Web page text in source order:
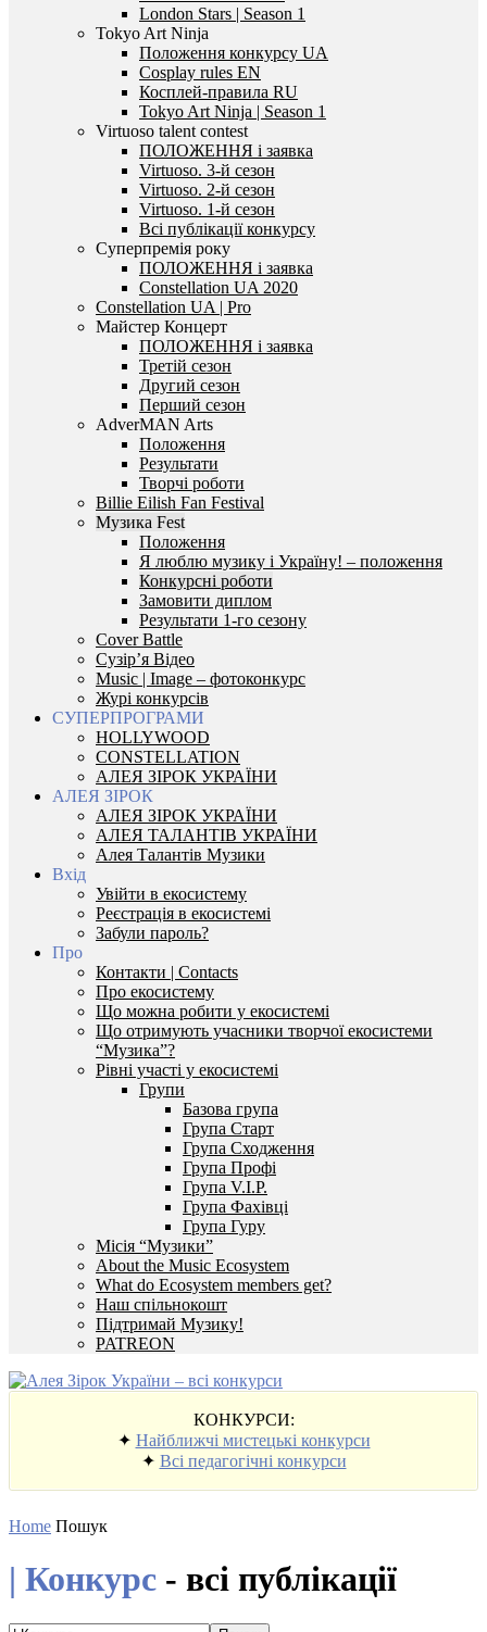
London Stars | Season 1
Tokyo Art Ninja
Положення конкурсу UA
Cosplay rules EN
Косплей-правила RU
Tokyo Art Ninja | Season 1
Virtuoso talent contest
ПОЛОЖЕННЯ і заявка
Virtuoso. 3-й сезон
Virtuoso. 2-й сезон
Virtuoso. 1-й сезон
Всі публікації конкурсу
Суперпремія року
ПОЛОЖЕННЯ і заявка
Constellation UA 2020
Constellation UA | Pro
Майстер Концерт
ПОЛОЖЕННЯ і заявка
Третій сезон
Другий сезон
Перший сезон
AdverMAN Arts
Положення
Результати
Творчі роботи
Billie Eilish Fan Festival
Музика Fest
Положення
Я люблю музику і Україну! – положення
Конкурсні роботи
Замовити диплом
Результати 1-го сезону
Cover Battle
Сузір’я Відео
Music | Image – фотоконкурс
Журі конкурсів
СУПЕРПРОГРАМИ
HOLLYWOOD
CONSTELLATION
АЛЕЯ ЗІРОК УКРАЇНИ
АЛЕЯ ЗІРОК
АЛЕЯ ЗІРОК УКРАЇНИ
АЛЕЯ ТАЛАНТІВ УКРАЇНИ
Алея Талантів Музики
Вхід
Увійти в екосистему
Реєстрація в екосистемі
Забули пароль?
Про
Контакти | Contacts
Про екосистему
Що можна робити у екосистемі
Що отримують учасники творчої екосистеми
“Музика”?
Рівні участі у екосистемі
Групи
Базова група
Група Старт
Група Сходження
Група Профі
Група V.I.P.
Група Фахівці
Група Гуру
Місія “Музики”
About the Music Ecosystem
What do Ecosystem members get?
Наш спільнокошт
Підтримай Музику!
PATREON
КОНКУРСИ:
✦ Найближчі мистецькі конкурси
✦ Всі педагогічні конкурси
Home Пошук
| Конкурс - всі публікації